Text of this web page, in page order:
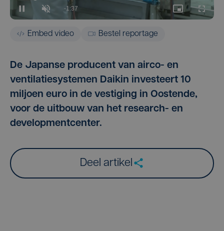
Embed video Bestel reportage
De Japanse producent van airco- en
ventilatiesystemen Daikin investeert 10
miljoen euro in de vestiging in Oostende,
voor de uitbouw van het research- en
developmentcenter.
Deel artikel